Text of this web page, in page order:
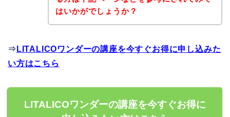
はいかがでしょうか？
⇒ LITALICOワンダーの講座を今すぐお得に申し込みた
い方はこちら
LITALICOワンダーの講座を今すぐお得に